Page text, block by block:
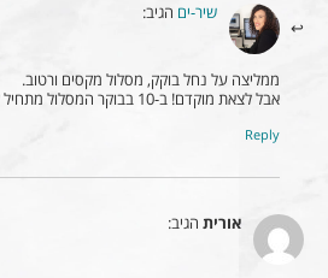
שיר-ים הגיב:
ממליצה על נחל בוקק, מסלול מקסים ורטוב.
אבל לצאת מוקדם! ב-10 בבוקר המסלול מתחיל להיות מאוד עמוס במטיילים.
Reply
אורית הגיב: